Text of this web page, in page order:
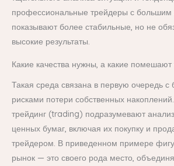
профессиональные трейдеры с большим
показывают более стабильные, но не
высокие результаты.
Какие качества нужны, а какие
Такая среда связана в первую очередь с
рисками потери собственных
трейдинг (trading) подразумевают
ценных бумаг, включая их покупку и
трейдером. В приведенном примере
рынок — это своего рода место,